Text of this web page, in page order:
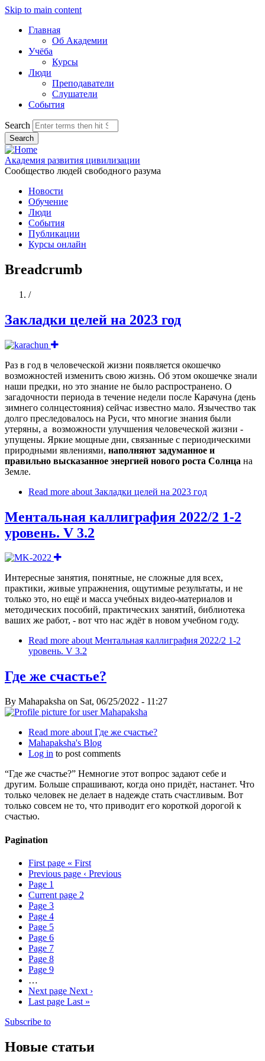
Skip to main content
Главная
Об Академии
Учёба
Курсы
Люди
Преподаватели
Слушатели
События
Search
Академия развития цивилизации
Сообщество людей свободного разума
Новости
Обучение
Люди
События
Публикации
Курсы онлайн
Breadcrumb
/Home
Закладки целей на 2023 год
Раз в год в человеческой жизни появляется окошечко
возможностей изменить свою жизнь. Об этом окошечке знали
наши предки, но это знание не было распространено. О
загадочности периода в течение недели после Карачуна (день
зимнего солнцестояния) сейчас известно мало. Язычество так
долго преследовалось на Руси, что многие знания были
утеряны, а возможности улучшения человеческой жизни -
упущены. Яркие мощные дни, связанные с периодическими
природными явлениями, наполняют задуманное и
правильно высказанное энергией нового роста Солнца на
Земле.
Read more about Закладки целей на 2023 год
Ментальная каллиграфия 2022/2 1-2
уровень. V 3.2
Интересные занятия, понятные, не сложные для всех,
практики, живые упражнения, ощутимые результаты, и не
только это, но ещё и масса учебных видео-материалов и
методических пособий, практических занятий, библиотека
ваших же работ, - вот что нас ждёт в новом учебном году.
Read more about Ментальная каллиграфия 2022/2 1-2
уровень. V 3.2
Где же счастье?
By Mahapaksha on Sat, 06/25/2022 - 11:27
Read more about Где же счастье?
Mahapaksha's Blog
Log in to post comments
“Где же счастье?” Немногие этот вопрос задают себе и
другим. Больше спрашивают, когда оно придёт, настанет. Что
только человек не делает в надежде стать счастливым. Вот
только совсем не то, что приводит его короткой дорогой к
счастью.
Pagination
First page « First
Previous page ‹ Previous
Page 1
Current page 2
Page 3
Page 4
Page 5
Page 6
Page 7
Page 8
Page 9
…
Next page Next ›
Last page Last »
Subscribe to
Новые статьи